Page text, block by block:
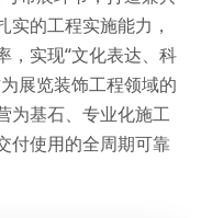
的工程实施能力，
，实现“文化表达、科
展览装饰工程领域的
为基石、专业化施工
付使用的全周期可靠